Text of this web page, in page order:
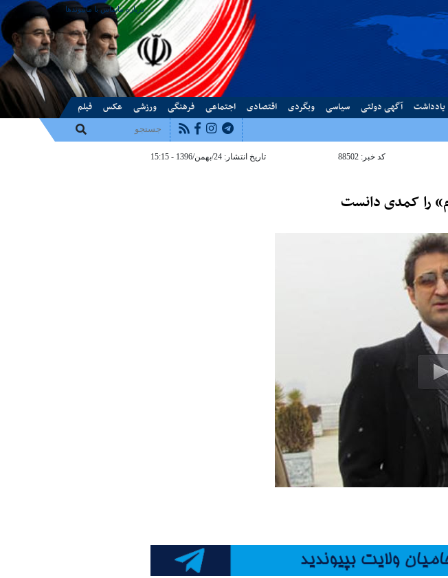
درباره ماتماس با ماپیوندها
یادداشت آگهی دولتی سیاسی وبگردی اقتصادی اجتماعی فرهنگی ورزشی عکس فیلم
کد خبر: 88502 تاریخ انتشار: 24/بهمن/1396 - 15:15
را کمدی دانست